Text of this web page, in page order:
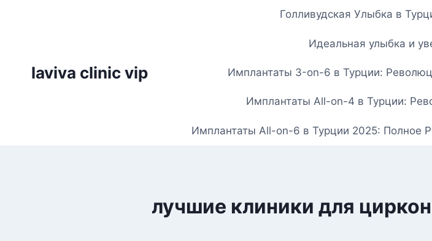
laviva clinic vip
Голливудская Улыбка в
Идеальная улыбка и
Имплантаты 3-on-6 в Турции:
Имплантаты All-on-4 в Турции:
Имплантаты All-on-6 в Турции 2025: Полное
лучшие клиники для